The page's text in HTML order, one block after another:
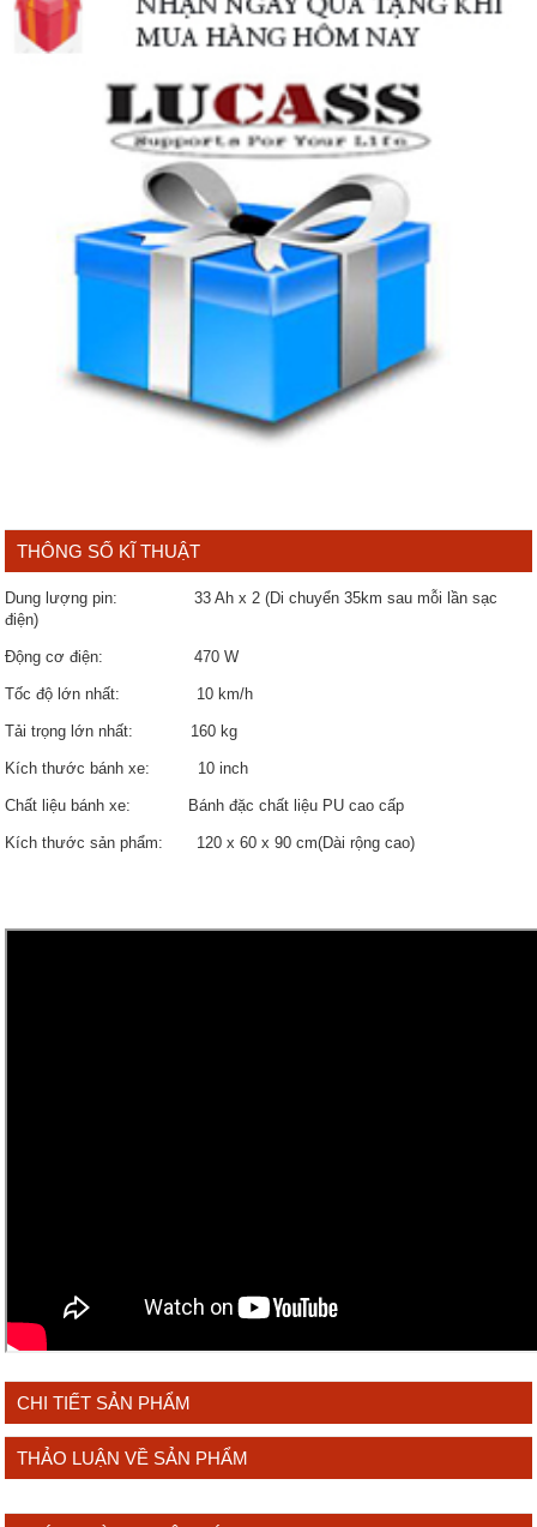
THÔNG SỐ KĨ THUẬT
Dung lượng pin: 33 Ah x 2 (Di chuyển 35km sau mỗi lần sạc
điện)
Động cơ điện: 470 W
Tốc độ lớn nhất: 10 km/h
Tải trọng lớn nhất: 160 kg
Kích thước bánh xe: 10 inch
Chất liệu bánh xe: Bánh đặc chất liệu PU cao cấp
Kích thước sản phẩm: 120 x 60 x 90 cm(Dài rộng cao)
CHI TIẾT SẢN PHẨM
THẢO LUẬN VỀ SẢN PHẨM